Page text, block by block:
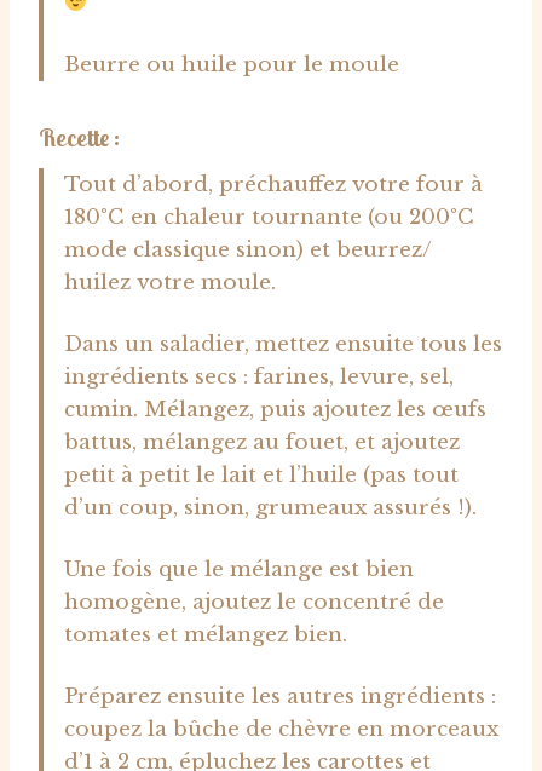
Beurre ou huile pour le moule
Recette :
Tout d’abord, préchauffez votre four à
180°C en chaleur tournante (ou 200°C
mode classique sinon) et beurrez/
huilez votre moule.
Dans un saladier, mettez ensuite tous les
ingrédients secs : farines, levure, sel,
cumin. Mélangez, puis ajoutez les œufs
battus, mélangez au fouet, et ajoutez
petit à petit le lait et l’huile (pas tout
d’un coup, sinon, grumeaux assurés !).
Une fois que le mélange est bien
homogène, ajoutez le concentré de
tomates et mélangez bien.
Préparez ensuite les autres ingrédients :
coupez la bûche de chèvre en morceaux
d’1 à 2 cm, épluchez les carottes et